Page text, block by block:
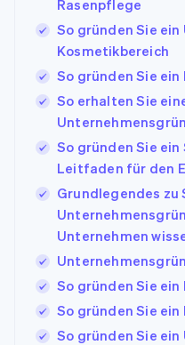
Rasenpflege
So gründen Sie
Kosmetikbereich
So gründen Sie
So erhalten Sie
So gründen Sie
Leitfaden für den
Grundlegendes
Unternehmen
So gründen Sie
So gründen Sie
So gründen Sie